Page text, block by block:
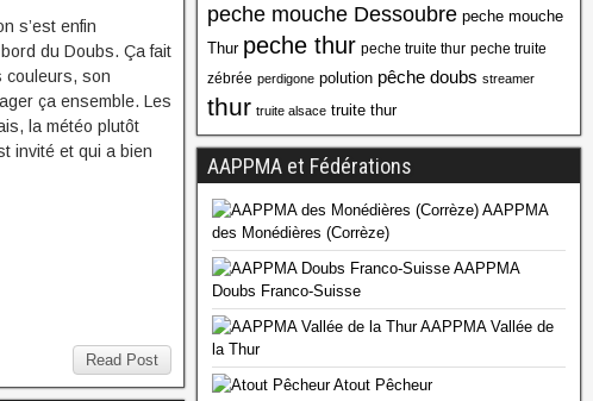
s’est enfin
du Doubs. Ça fait
couleurs, son
ça ensemble. Les
la météo plutôt
invité et qui a bien
Read Post
peche mouche Dessoubre peche mouche
Thur peche thur peche truite thur peche truite
zébrée perdigone polution pêche doubs streamer
thur truite alsace truite thur
AAPPMA et Fédérations
AAPPMA
des Monédières (Corrèze)
AAPPMA
Doubs Franco-Suisse
AAPPMA Vallée de
la Thur
Atout Pêcheur